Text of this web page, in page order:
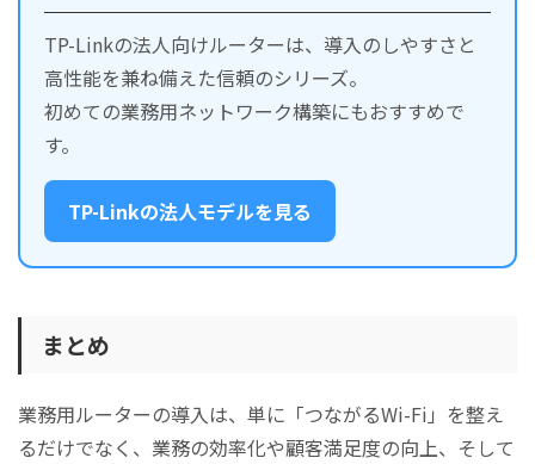
TP-Linkの法人向けルーターは、導入のしやすさと
高性能を兼ね備えた信頼のシリーズ。
初めての業務用ネットワーク構築にもおすすめで
す。
TP-Linkの法人モデルを見る
まとめ
業務用ルーターの導入は、単に「つながるWi-Fi」を整え
るだけでなく、業務の効率化や顧客満足度の向上、そして